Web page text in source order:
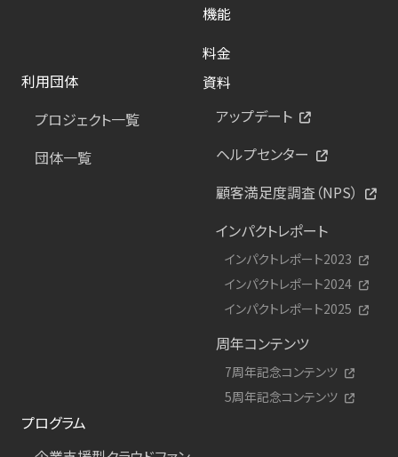
機能
料金
利用団体
プロジェクト一覧
団体一覧
資料
アップデート
ヘルプセンター
顧客満足度調査（NPS）
インパクトレポート
インパクトレポート2023
インパクトレポート2024
インパクトレポート2025
周年コンテンツ
7周年記念コンテンツ
5周年記念コンテンツ
プログラム